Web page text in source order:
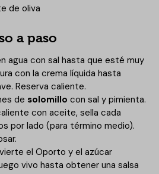
de oliva
a paso
agua con sal hasta que esté muy
con la crema líquida hasta
Reserva caliente.
de solomillo con sal y pimienta.
con aceite, sella cada
por lado (para término medio).
el Oporto y el azúcar
vivo hasta obtener una salsa